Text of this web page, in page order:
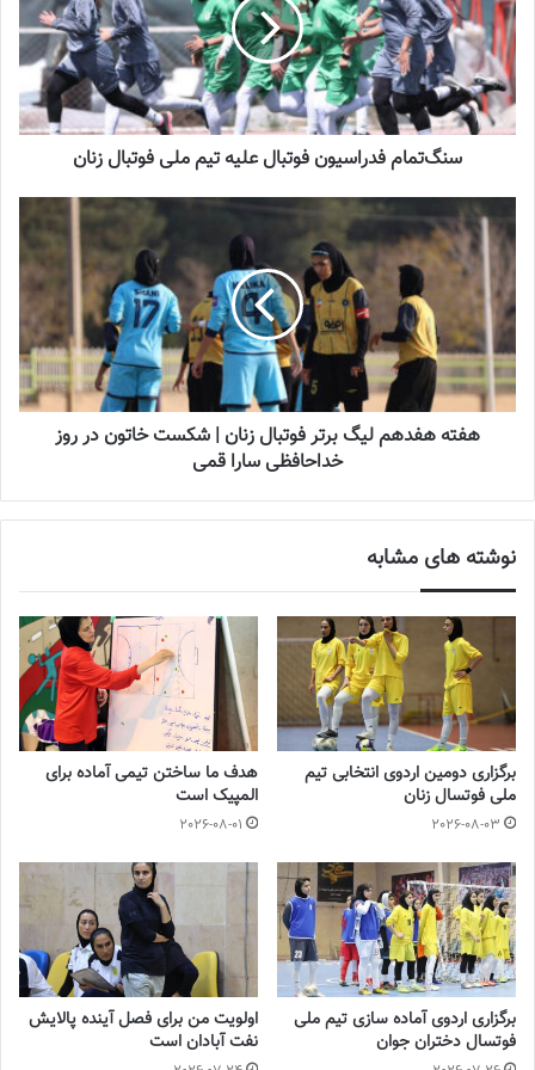
جنجال جدید در سوپرلیگ فوتسال
2022-12-11
لیست تیم ملی فوتسال زنان اعلام شد
سرنوشت عجیب ستاره ایرانی در تورکال
2023-05-12
برگزاری اردوی انتخابی تیم ملی فوتسال
بانوان
2023-08-01
نتایج هفته پانزدهم لیگ‌برتر فوتسال به شرح زیر است:
پالایش نفت آبادان ۲ – مس کرمان صفر
ملی حفاری اهواز صفر – گلبرگ تاکستان۳
استقلال تهران ۲ – سپاهان اصفهان صفر
نفت امیدیه ۵ – ایران زمین ملارد۲
فولاد هرمزگان ۷ – پالایش نفت اصفهان۲
هیات فوتبال مشهد ۲ – مس رفسنجان۲
جدول لیگ برتر فوتسال زنان
سنگ‌تمام فدراسیون فوتبال علیه تیم ملی فوتبال زنان
هفته هفدهم لیگ برتر فوتبال زنان | شکست خاتون در روز
خداحافظی سارا قمی
نوشته های مشابه
برگزاری دومین اردوی انتخابی تیم
ملی فوتسال زنان
2026-08-03
هدف ما ساختن تیمی آماده برای
المپیک است
2026-08-01
برگزاری اردوی آماده سازی تیم ملی
فوتسال دختران جوان
اولویت من برای فصل آینده پالایش
نفت آبادان است